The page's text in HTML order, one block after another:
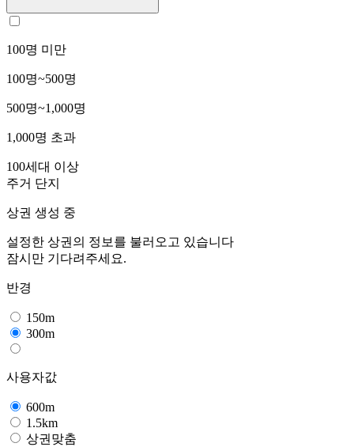
100명 미만
100명~500명
500명~1,000명
1,000명 초과
100세대 이상
주거 단지
상권 생성 중
설정한 상권의 정보를 불러오고 있습니다
잠시만 기다려주세요.
반경
150m
300m
사용자값
600m
1.5km
상권맞춤